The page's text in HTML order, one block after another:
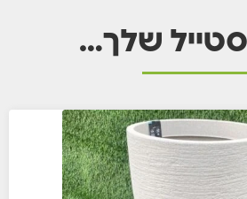
שלך…